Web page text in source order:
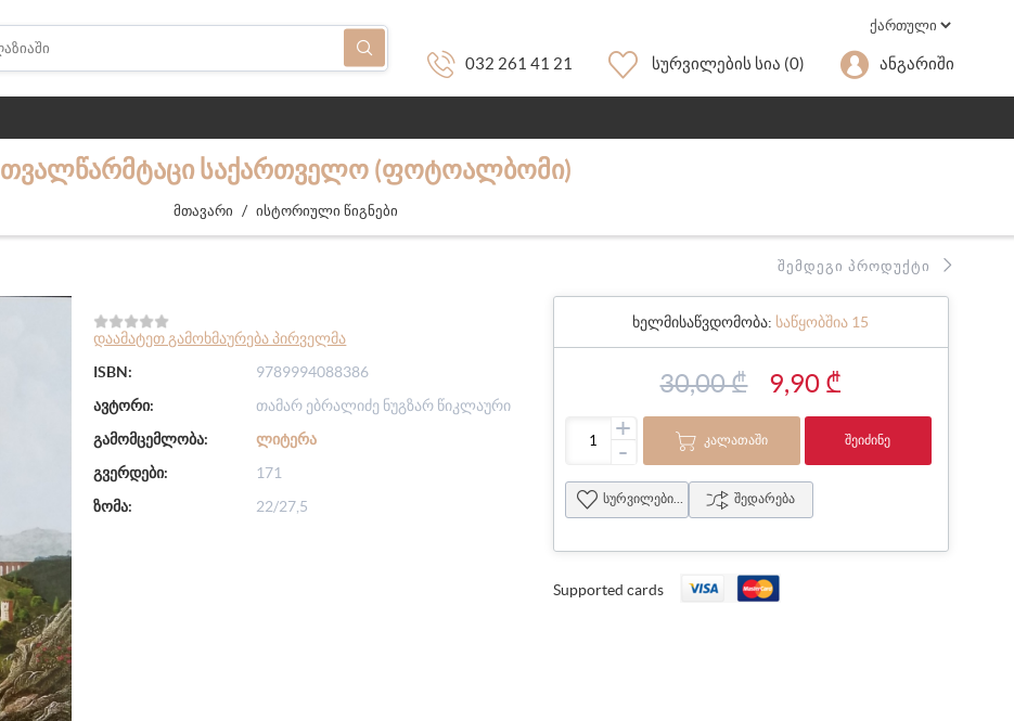
032 261 41 21 Სურვილების Სია (0) Ანგარიში
ᲗᲕᲐᲚᲬᲐᲠᲛᲢᲐᲪᲘ ᲡᲐᲥᲐᲠᲗᲕᲔᲚᲝ (ᲤᲝᲢᲝᲐᲚᲑᲝᲛᲘ)
მთავარი / ისტორიული წიგნები
ᲨᲔᲛᲓᲔᲒᲘ ᲞᲠᲝᲓᲣᲥᲢᲘ
დაამატეთ გამოხმაურება პირველმა
ISBN:
9789994088386
ავტორი:
თამარ ებრალიძე ნუგზარ წიკლაური
გამომცემლობა:
ᲚᲘᲢᲔᲠᲐ
გვერდები:
171
ზომა:
22/27,5
ხელმისაწვდომობა: საწყობშია 15
30,00 ₾ 9,90 ₾
+
- ᲙᲐᲚᲐᲗᲐᲨᲘ ᲨᲔᲘᲫᲘᲜᲔ
სურვილების სია შედარება
Supported cards